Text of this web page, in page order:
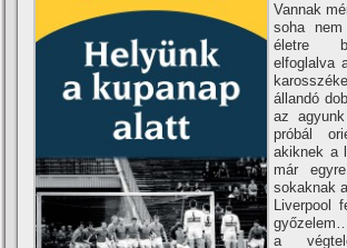
Vannak
soha
életre
elfoglalva
állandó
az
próbál
akiknek a
már
sokaknak
Liverpool
a